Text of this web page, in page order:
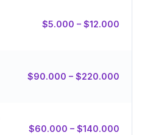
$5.000 – $12.000
$90.000 – $220.000
$60.000 – $140.000